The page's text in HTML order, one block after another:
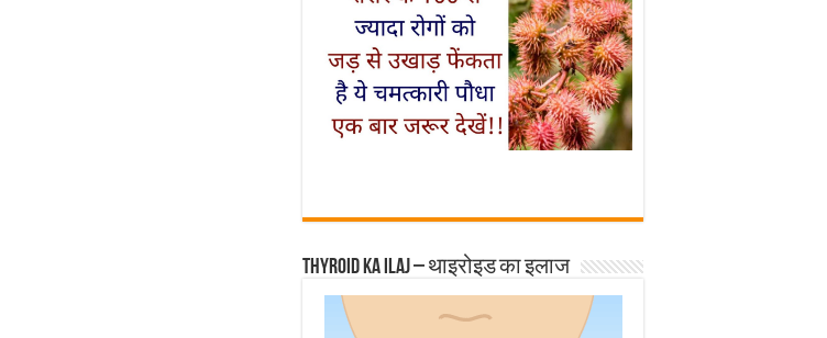
Thyroid ka ilaj – थाइरोइड का इलाज